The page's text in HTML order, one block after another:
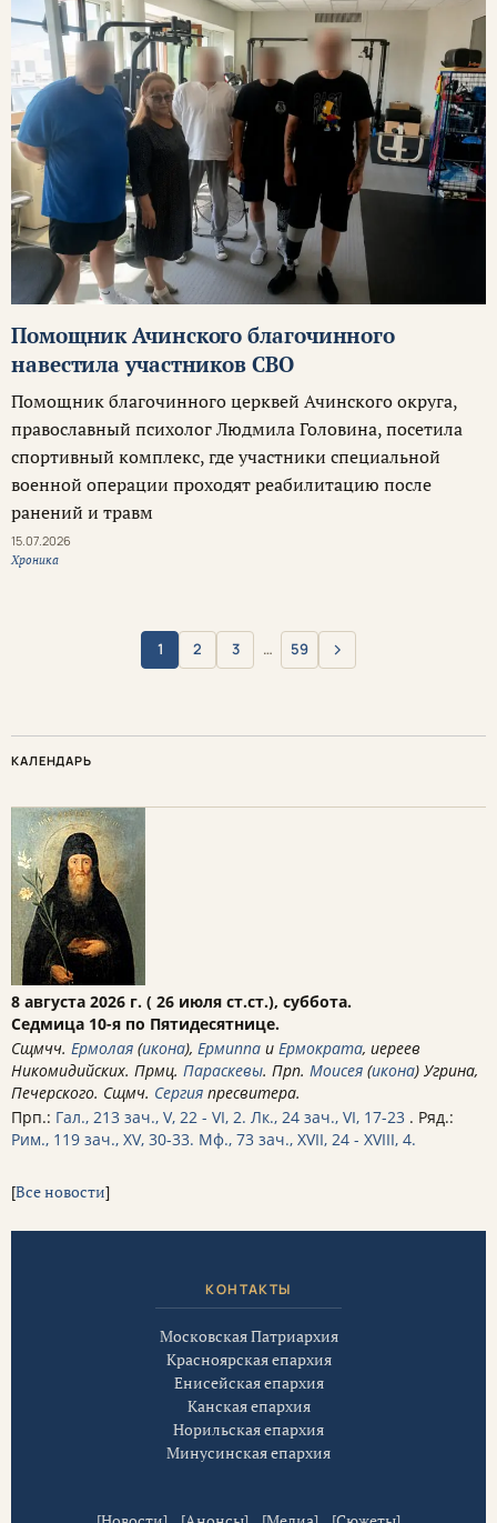
Помощник Ачинского благочинного
навестила участников СВО
Помощник благочинного церквей Ачинского округа,
православный психолог Людмила Головина, посетила
спортивный комплекс, где участники специальной
военной операции проходят реабилитацию после
ранений и травм
15.07.2026
Хроника
1 2 3 … 59 Вперёд
›
КАЛЕНДАРЬ
8 августа 2026 г. ( 26 июля ст.ст.), суббота.
Седмица 10-я по Пятидесятнице.
Сщмчч. Ермолая (икона), Ермиппа и Ермократа, иереев
Никомидийских. Прмц. Параскевы. Прп. Моисея (икона) Угрина,
Печерского. Сщмч. Сергия пресвитера.
Прп.: Гал., 213 зач., V, 22 - VI, 2. Лк., 24 зач., VI, 17-23 . Ряд.:
Рим., 119 зач., XV, 30-33. Мф., 73 зач., XVII, 24 - XVIII, 4.
[Все новости]
КОНТАКТЫ
Московская Патриархия
Красноярская епархия
Енисейская епархия
Канская епархия
Норильская епархия
Минусинская епархия